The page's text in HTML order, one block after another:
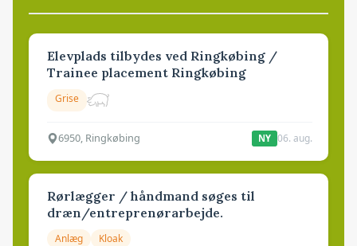
Elevplads tilbydes ved Ringkøbing /
Trainee placement Ringkøbing
Grise
6950, Ringkøbing NY 06. aug.
Rørlægger / håndmand søges til
dræn/entreprenørarbejde.
Anlæg Kloak